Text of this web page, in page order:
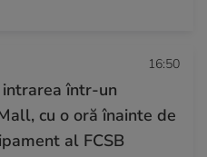
16:50
într-un
cu o oră înainte de
al FCSB